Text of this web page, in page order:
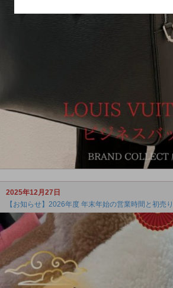
2025年12月27日
【お知らせ】2026年度 年末年始の営業時間と初売